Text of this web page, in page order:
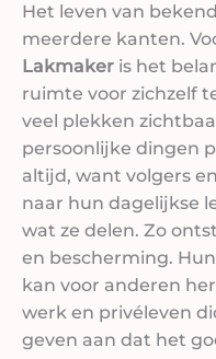
Het leven van
meerdere kanten.
Lakmaker is het
ruimte voor zichzelf
veel plekken
persoonlijke dingen
altijd, want volgers
naar hun dagelijkse
wat ze delen. Zo
en bescherming.
kan voor anderen
werk en privéleven
geven aan dat het